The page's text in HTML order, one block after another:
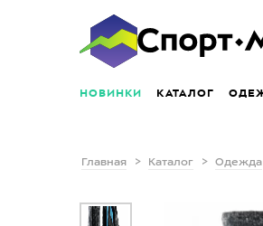
НОВИНКИ КАТАЛОГ
Главная Каталог Одежда